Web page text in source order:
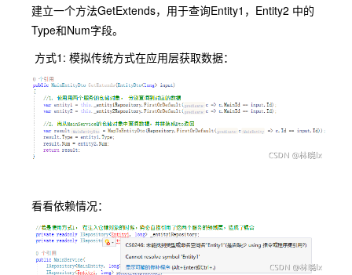
建立一个方法GetExtends，用于查询Entity1，Entity2 中的
Type和Num字段。
方式1: 模拟传统方式在应用层获取数据：
看看依赖情况：